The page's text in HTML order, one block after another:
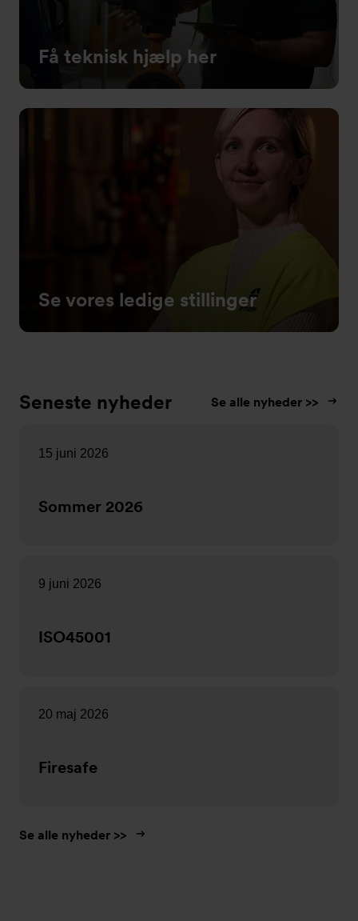
Få teknisk hjælp her
Se vores ledige stillinger
Seneste nyheder Se alle nyheder >>
15 juni 2026
Sommer 2026
9 juni 2026
ISO45001
20 maj 2026
Firesafe
Se alle nyheder >>